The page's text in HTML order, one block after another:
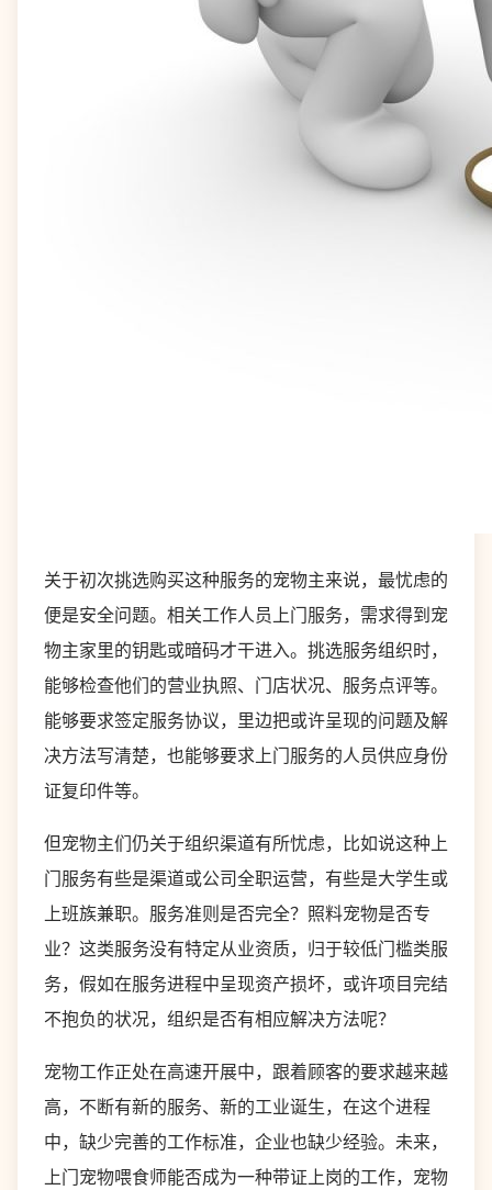
关于初次挑选购买这种服务的宠物主来说，最忧虑的
便是安全问题。相关工作人员上门服务，需求得到宠
物主家里的钥匙或暗码才干进入。挑选服务组织时，
能够检查他们的营业执照、门店状况、服务点评等。
能够要求签定服务协议，里边把或许呈现的问题及解
决方法写清楚，也能够要求上门服务的人员供应身份
证复印件等。
但宠物主们仍关于组织渠道有所忧虑，比如说这种上
门服务有些是渠道或公司全职运营，有些是大学生或
上班族兼职。服务准则是否完全？照料宠物是否专
业？这类服务没有特定从业资质，归于较低门槛类服
务，假如在服务进程中呈现资产损坏，或许项目完结
不抱负的状况，组织是否有相应解决方法呢？
宠物工作正处在高速开展中，跟着顾客的要求越来越
高，不断有新的服务、新的工业诞生，在这个进程
中，缺少完善的工作标准，企业也缺少经验。未来，
上门宠物喂食师能否成为一种带证上岗的工作，宠物